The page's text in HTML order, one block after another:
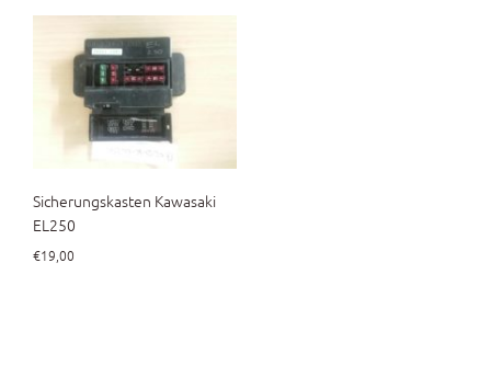
Sicherungskasten Kawasaki
EL250
€19,00